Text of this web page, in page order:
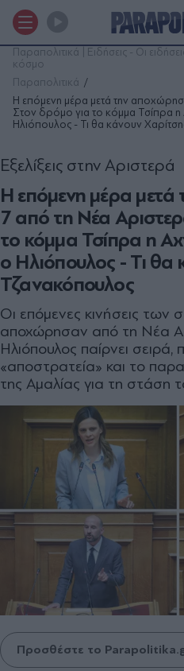
Παραπολιτικά | Ειδήσεις - Οι
κόσμο
Παραπολιτικά
Η επόμενη μέρα μετά την
Στον δρόμο για το κόμμα Τσίπρα η
Ηλιόπουλος - Τι θα κάνουν
Η επόμενη μέρα
7 από τη Νέα
το κόμμα Τσίπρα η
ο Ηλιόπουλος - Τι θα
Τζανακόπουλος
Εξελίξεις στην Αριστερά
Οι επόμενες κινήσεις των
αποχώρησαν από τη Νέα
Ηλιόπουλος παίρνει σειρά,
«αποστρατεία» και το
της Αμαλίας για τη στάση
Προσθέστε το